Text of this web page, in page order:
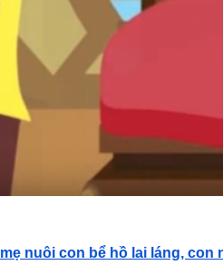
nuôi con bể hồ lai láng, con